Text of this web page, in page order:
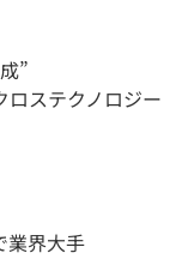
”
ステクノロジー
業界大手